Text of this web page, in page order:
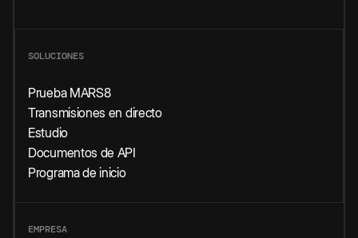
SOLUCIONES
Prueba MARS8
Transmisiones en directo
Estudio
Documentos de API
Programa de inicio
EMPRESA